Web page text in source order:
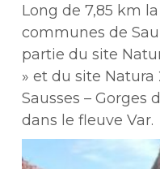
Long de 7,85 km
communes de
partie du site
» et du site Natura
Sausses – Gorges
dans le fleuve Var.